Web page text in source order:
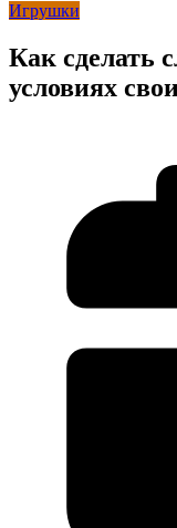
Игрушки
Как сделать
условиях